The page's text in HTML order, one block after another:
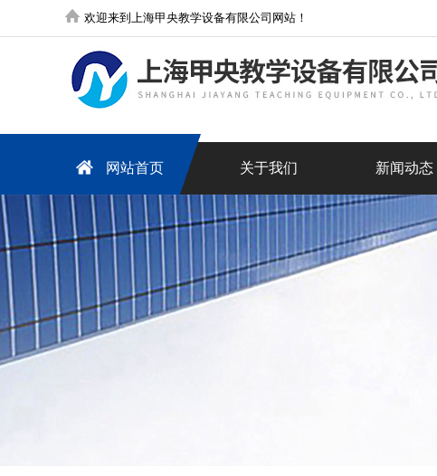
欢迎来到上海甲央教学设备有限公司网站！
网站首页 关于我们 新闻动态